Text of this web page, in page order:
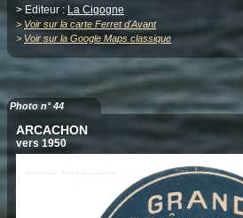
> Editeur : La Cigogne
> Voir sur la carte Ferret d'Avant
> Voir sur la Google Maps classique
Photo n° 44
ARCACHON
vers 1950